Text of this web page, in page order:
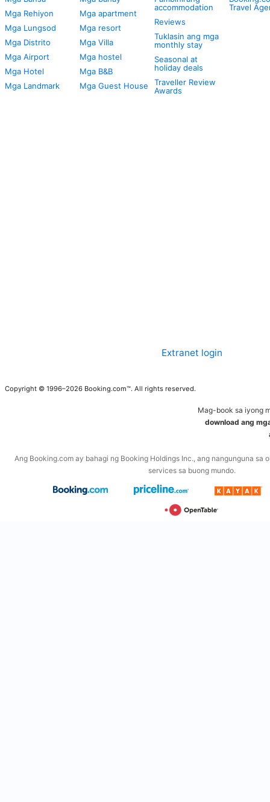
Mga Rehiyon
Mga Lungsod
Mga Distrito
Mga Airport
Mga Hotel
Mga Landmark
Mga apartment
Mga resort
Mga Villa
Mga hostel
Mga B&B
Mga Guest House
accommodation
Reviews
Tuklasin ang mga
monthly stay
Seasonal at
holiday deals
Traveller Review
Awards
Travel
Extranet login
Copyright © 1996–2026 Booking.com™. All rights reserved.
Mag-book sa iyong
download ang
Ang Booking.com ay bahagi ng Booking Holdings Inc., ang nangunguna sa
services sa buong mundo.